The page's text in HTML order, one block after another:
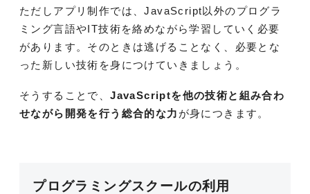
ただしアプリ制作では、JavaScript以外のプログラ
ミング言語やIT技術を絡めながら学習していく必要
があります。そのときは逃げることなく、必要とな
った新しい技術を身につけていきましょう。
そうすることで、JavaScriptを他の技術と組み合わ
せながら開発を行う総合的な力 が身につきます。
プログラミングスクールの利用